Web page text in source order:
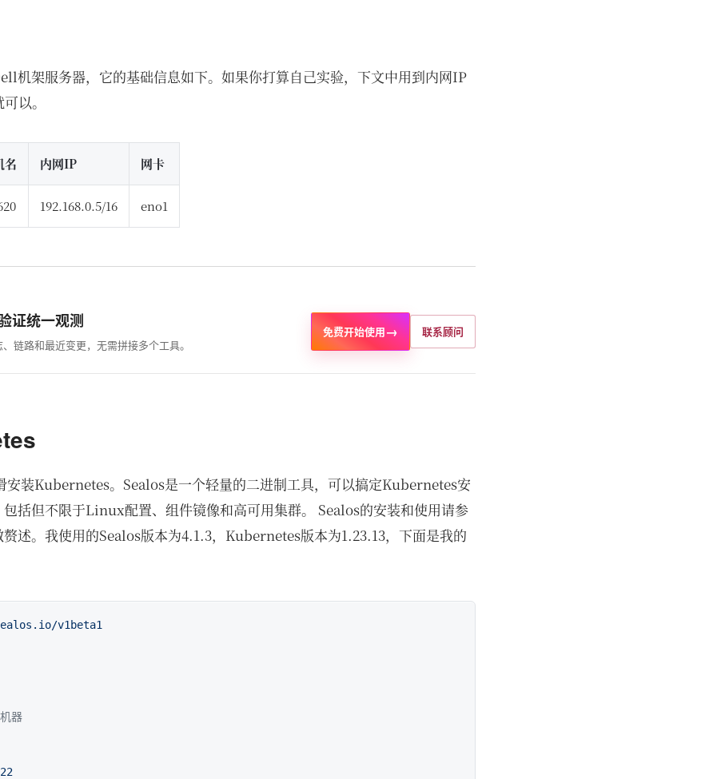
机架服务器，它的基础信息如下。如果你打算自己实验，下文中用到内网IP
以。
名 内网IP 网卡
192.168.0.5/16 eno1
证统一观测
链路和最近变更，无需拼接多个工具。
免费开始使用→ 联系顾问
安装Kubernetes。Sealos是一个轻量的二进制工具，可以搞定Kubernetes安
括但不限于Linux配置、组件镜像和高可用集群。 Sealos的安装和使用请参
述。我使用的Sealos版本为4.1.3，Kubernetes版本为1.23.13，下面是我的
v1beta1
器